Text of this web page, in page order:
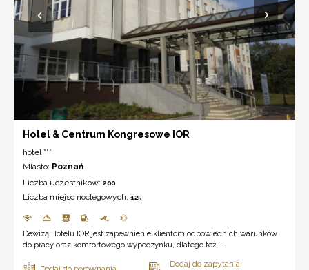
Hotel & Centrum Kongresowe IOR
hotel ***
Miasto: Poznań
Liczba uczestników: 200
Liczba miejsc noclegowych: 125
Dewizą Hotelu IOR jest zapewnienie klientom odpowiednich warunków
do pracy oraz komfortowego wypoczynku, dlatego też ...